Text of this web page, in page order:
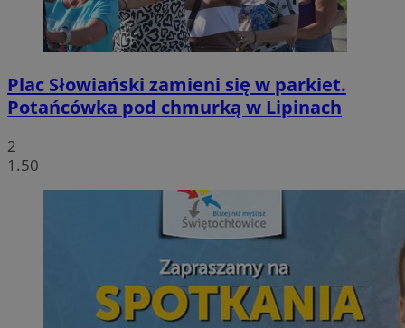
Plac Słowiański zamieni się w parkiet.
Potańcówka pod chmurką w Lipinach
2
1.50